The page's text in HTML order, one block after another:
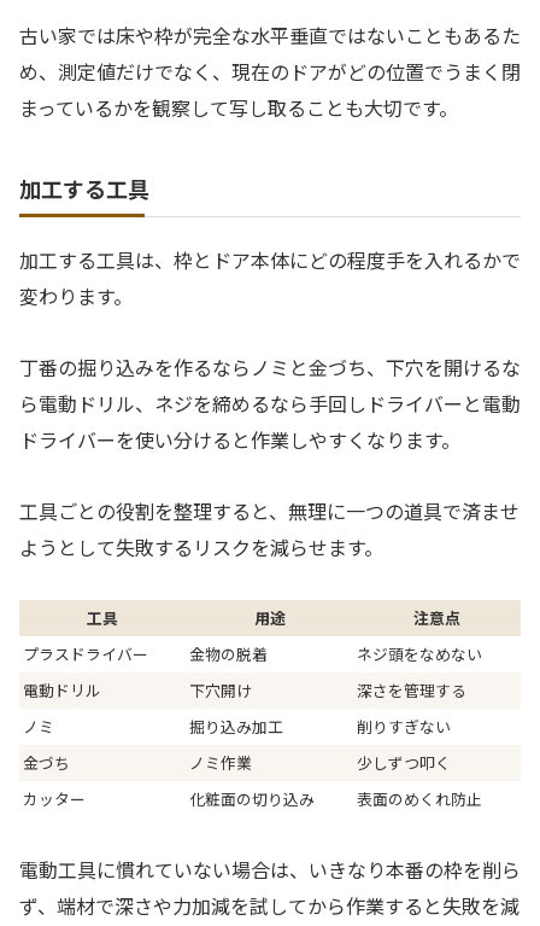
古い家では床や枠が完全な水平垂直ではないこともあるた
め、測定値だけでなく、現在のドアがどの位置でうまく閉
まっているかを観察して写し取ることも大切です。
加工する工具
加工する工具は、枠とドア本体にどの程度手を入れるかで
変わります。
丁番の掘り込みを作るならノミと金づち、下穴を開けるな
ら電動ドリル、ネジを締めるなら手回しドライバーと電動
ドライバーを使い分けると作業しやすくなります。
工具ごとの役割を整理すると、無理に一つの道具で済ませ
ようとして失敗するリスクを減らせます。
工具 用途
注意点
プラスドライバー
金物の脱着
ネジ頭をなめない
電動ドリル
下穴開け
深さを管理する
ノミ
掘り込み加工
削りすぎない
金づち
ノミ作業
少しずつ叩く
カッター
化粧面の切り込み 表面のめくれ防止
電動工具に慣れていない場合は、いきなり本番の枠を削ら
ず、端材で深さや力加減を試してから作業すると失敗を減